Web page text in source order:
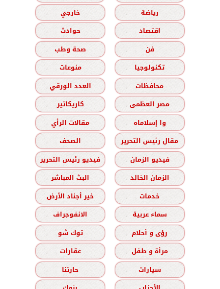
رياضة
خارجي
اقتصاد
حوادث
فن
صحة وطب
تكنولوجيا
منوعات
محافظات
العدد الورقي
مصر العظمى
كاريكاتير
وا إسلاماه
مقالات الرأي
مقال رئيس التحرير
الصحف
فيديو الزمان
فيديو رئيس التحرير
الزمان الخالد
البث المباشر
خدمات
خير أجناد الأرض
سماء عربية
الانفوجراف
رؤى و أحلام
توك شو
مرأة و طفل
عقارات
سيارات
حارتنا